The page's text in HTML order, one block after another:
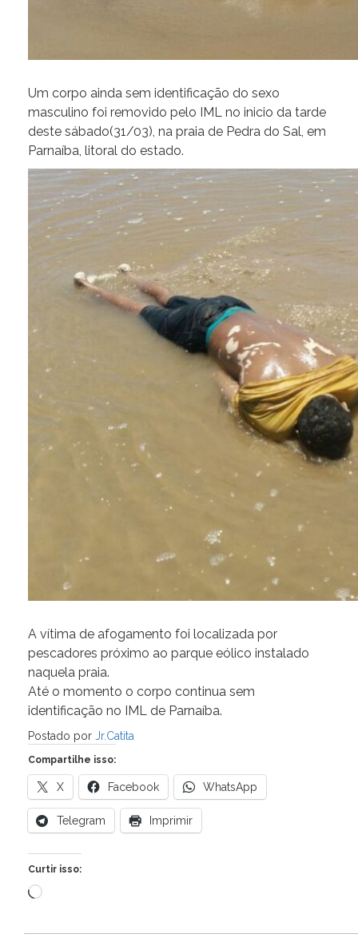
Um corpo ainda sem identificação do sexo
masculino foi removido pelo IML no inicio da tarde
deste sábado(31/03), na praia de Pedra do Sal, em
Parnaíba, litoral do estado.
A vítima de afogamento foi localizada por
pescadores próximo ao parque eólico instalado
naquela praia.
Até o momento o corpo continua sem
identificação no IML de Parnaíba.
Postado por Jr.Catita
Compartilhe isso:
X Facebook WhatsApp
Telegram Imprimir
Curtir isso:
Carregando...